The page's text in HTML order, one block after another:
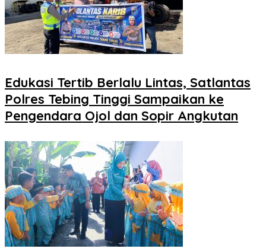
Edukasi Tertib Berlalu Lintas, Satlantas
Polres Tebing Tinggi Sampaikan ke
Pengendara Ojol dan Sopir Angkutan